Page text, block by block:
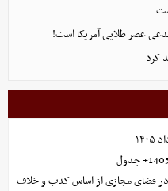
عصر طلایی آمریکا است!
کرد
در فضای مجازی از اساس کذب و خلاف